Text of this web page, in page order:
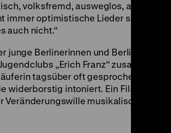
volksfremd, ausweglos,
immer optimistische Lieder schreiben.
auch nicht.“
junge Berlinerinnen und Berliner bei
„Erich Franz“
tagsüber oft gesprochenen Satz
intoniert. Ein Film aus der
musikalisch Raum